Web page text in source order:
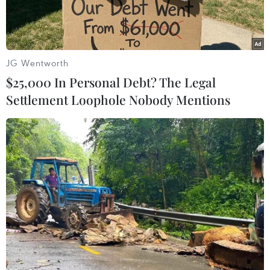
Ảnh minh họa. (Nguồn: TTXVN)
Ngày 26/3, Tổ chức phi lợi nhuận Oceana công
bố kết quả gây sốc của một phân tích cho thấy,
đến năm 2030, các sản phẩm của Coca-Cola sẽ
tạo ra khoảng 602.000 tấn rác nhựa mỗi năm
JG Wentworth
$25,000 In Personal Debt? The Legal
Settlement Loophole Nobody Mentions